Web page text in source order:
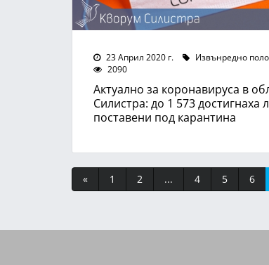
23 Април 2020 г.
Извънредно
2090
Актуално за коронавируса в
Силистра: до 1 573 достигнаха
поставени под карантина
« 1 2 ... 4 5 6